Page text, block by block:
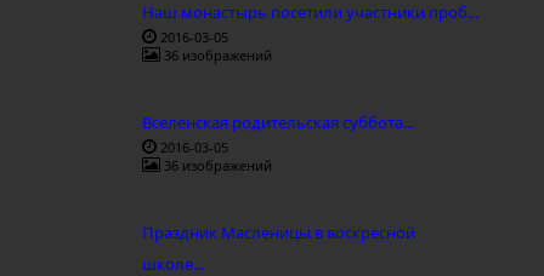
Наш монастырь посетили участники проб...
2016-03-05
36 изображений
Вселенская родительская суббота...
2016-03-05
36 изображений
Праздник Масленицы в воскресной
школе...